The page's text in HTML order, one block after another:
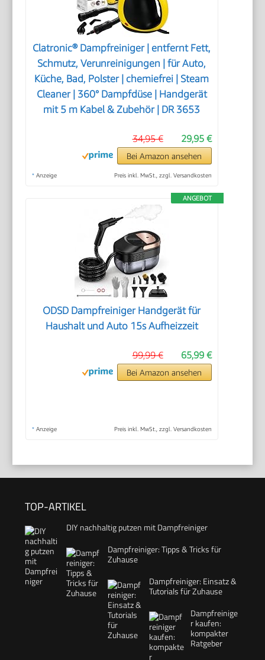
Clatronic® Dampfreiniger | entfernt Fett,
Schmutz, Verunreinigungen | für Auto,
Küche, Bad, Polster | chemiefrei | Steam
Cleaner | 360° Dampfdüse | Handgerät
mit 5 m Kabel & Zubehör | DR 3653
29,95 €
34,95 €
Bei Amazon ansehen
* Anzeige Preis inkl. MwSt., zzgl. Versandkosten
ANGEBOT
ODSD Dampfreiniger Handgerät für
Haushalt und Auto 15s Aufheizzeit
65,99 €
99,99 €
Bei Amazon ansehen
* Anzeige Preis inkl. MwSt., zzgl. Versandkosten
TOP-ARTIKEL
DIY nachhaltig putzen mit Dampfreiniger
Dampfreiniger: Tipps & Tricks für
Zuhause
Dampfreiniger: Einsatz &
Tutorials für Zuhause
Dampfreinige
r kaufen:
kompakter
Ratgeber